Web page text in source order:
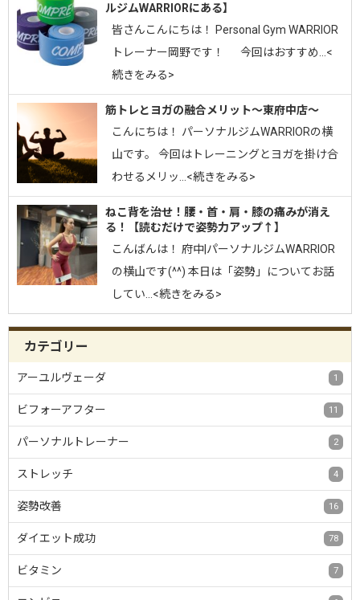
ルジムWARRIORにある】
皆さんこんにちは！ Personal Gym WARRIOR
トレーナー岡野です！ 今回はおすすめ…<
続きをみる>
筋トレとヨガの融合メリット〜東府中店〜
こんにちは！ パーソナルジムWARRIORの横
山です。 今回はトレーニングとヨガを掛け合
わせるメリッ…<続きをみる>
ねこ背を治せ！腰・首・肩・膝の痛みが消え
る！【読むだけで姿勢力アップ↑】
こんばんは！ 府中|パーソナルジムWARRIOR
の横山です(^^) 本日は「姿勢」についてお話
してい…<続きをみる>
カテゴリー
アーユルヴェーダ 1
ビフォーアフター 11
パーソナルトレーナー 2
ストレッチ 4
姿勢改善 16
ダイエット成功 78
ビタミン 7